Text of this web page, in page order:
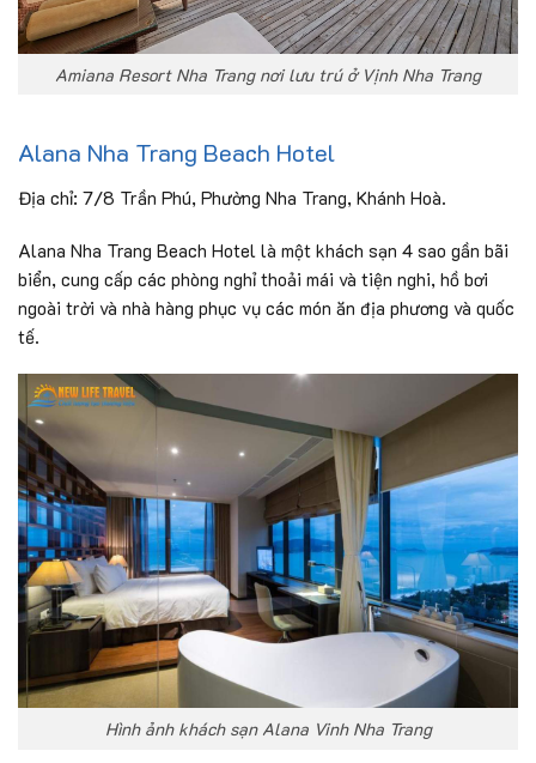
Amiana Resort Nha Trang nơi lưu trú ở Vịnh Nha Trang
Alana Nha Trang Beach Hotel
Địa chỉ: 7/8 Trần Phú, Phường Nha Trang, Khánh Hoà.
Alana Nha Trang Beach Hotel là một khách sạn 4 sao gần bãi
biển, cung cấp các phòng nghỉ thoải mái và tiện nghi, hồ bơi
ngoài trời và nhà hàng phục vụ các món ăn địa phương và quốc
tế.
Hình ảnh khách sạn Alana Vinh Nha Trang